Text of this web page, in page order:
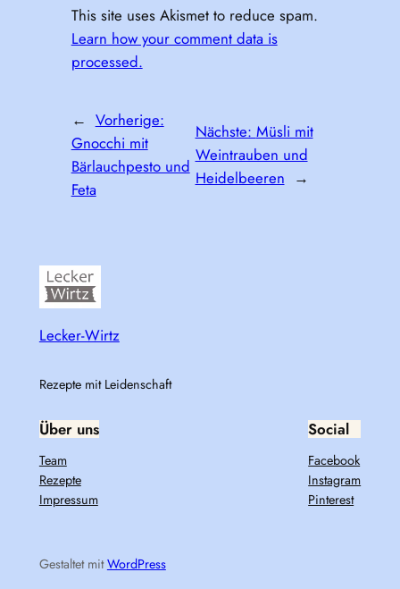
This site uses Akismet to reduce spam.
Learn how your comment data is
processed.
← Vorherige:
Gnocchi mit
Bärlauchpesto und
Feta
Nächste: Müsli mit
Weintrauben und
Heidelbeeren →
Lecker-Wirtz
Rezepte mit Leidenschaft
Über uns
Team
Rezepte
Impressum
Social
Facebook
Instagram
Pinterest
Gestaltet mitWordPress